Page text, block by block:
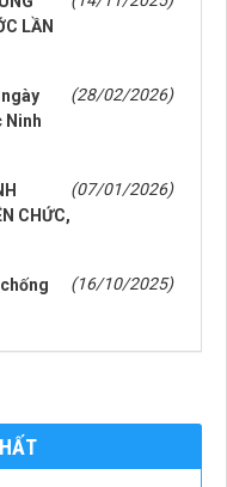
LẦN
Ninh
(28/02/2026)
CHỨC,
(07/01/2026)
(16/10/2025)